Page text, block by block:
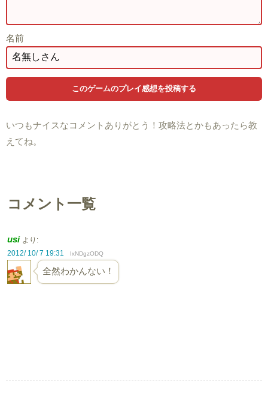
名前
いつもナイスなコメントありがとう！攻略法とかもあったら教
えてね。
コメント一覧
usi より:
2012/ 10/ 7 19:31
IxNDgzODQ
全然わかんない！